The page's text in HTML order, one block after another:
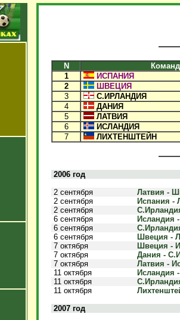
N
1
ИСПАНИЯ
2
ШВЕЦИЯ
3
С.ИРЛАНДИЯ
4
ДАНИЯ
5
ЛАТВИЯ
6
ИСЛАНДИЯ
7
ЛИХТЕНШТЕЙН
2006 год
2 сентября
Латвия -
2 сентября
Испания -
2 сентября
6 сентября
Исландия
6 сентября
6 сентября
Швеция -
7 октября
Швеция -
7 октября
Дания -
7 октября
Латвия -
11 октября
Исландия
11 октября
11 октября
2007 год